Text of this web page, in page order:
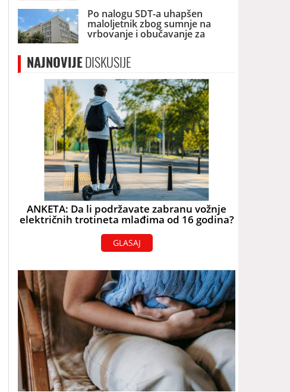
Po nalogu SDT-a uhapšen
maloljetnik zbog sumnje na
vrbovanje i obučavanje za
terorizam
NAJNOVIJEDISKUSIJE
ANKETA: Da li podržavate zabranu vožnje
električnih trotineta mlađima od 16 godina?
GLASAJ